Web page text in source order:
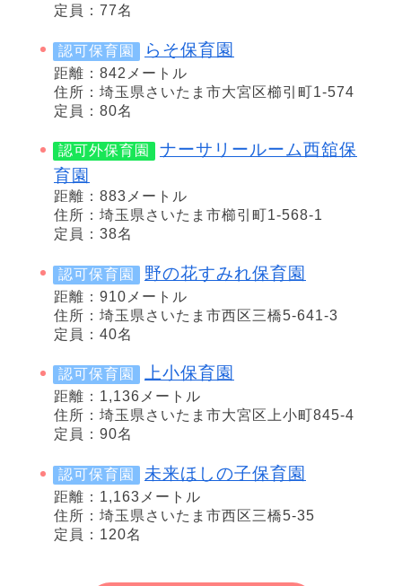
定員：77名
認可保育園 らそ保育園
距離：842メートル
住所：埼玉県さいたま市大宮区櫛引町1-574
定員：80名
認可外保育園
ナーサリールーム西舘保
育園
距離：883メートル
住所：埼玉県さいたま市櫛引町1-568-1
定員：38名
認可保育園 野の花すみれ保育園
距離：910メートル
住所：埼玉県さいたま市西区三橋5-641-3
定員：40名
認可保育園 上小保育園
距離：1,136メートル
住所：埼玉県さいたま市大宮区上小町845-4
定員：90名
認可保育園 未来ほしの子保育園
距離：1,163メートル
住所：埼玉県さいたま市西区三橋5-35
定員：120名